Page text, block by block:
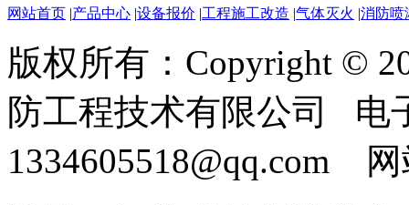
网站首页 |产品中心 |设备报价 |工程施工改造 |气体灭火 |消防喷
版权所有：Copyright ©
防工程技术有限公司 电
1334605518@qq.com